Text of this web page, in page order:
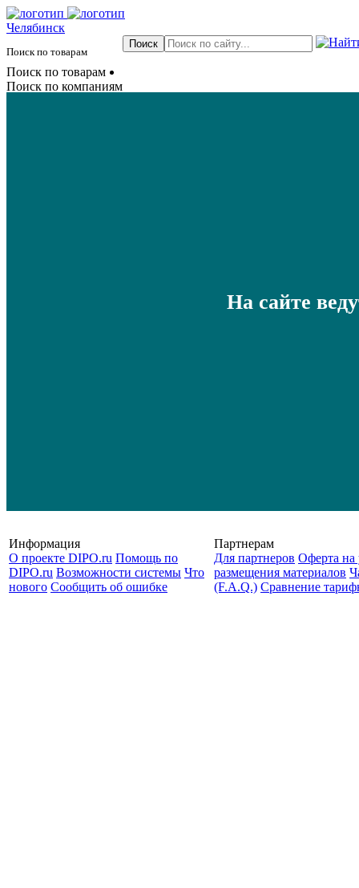
Челябинск
Поиск по товарам
Поиск по товарам
Поиск по компаниям
На сайте
Информация
О проекте DIPO.ru Помощь по
DIPO.ru Возможности системы Что
нового Сообщить об ошибке
Партнерам
Для партнеров Оферта на
размещения материалов
(F.A.Q.) Cравнение